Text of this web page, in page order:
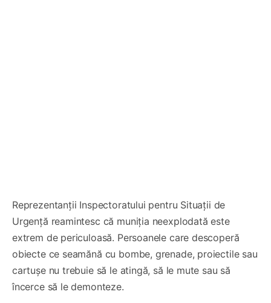
Reprezentanții Inspectoratului pentru Situații de
Urgență reamintesc că muniția neexplodată este
extrem de periculoasă. Persoanele care descoperă
obiecte ce seamănă cu bombe, grenade, proiectile sau
cartușe nu trebuie să le atingă, să le mute sau să
încerce să le demonteze.